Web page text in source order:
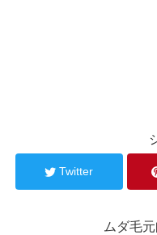
Twitter
ムダ毛